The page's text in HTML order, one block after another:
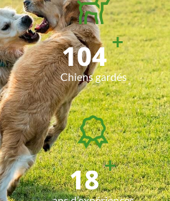
120+
Chiens gardés
20+